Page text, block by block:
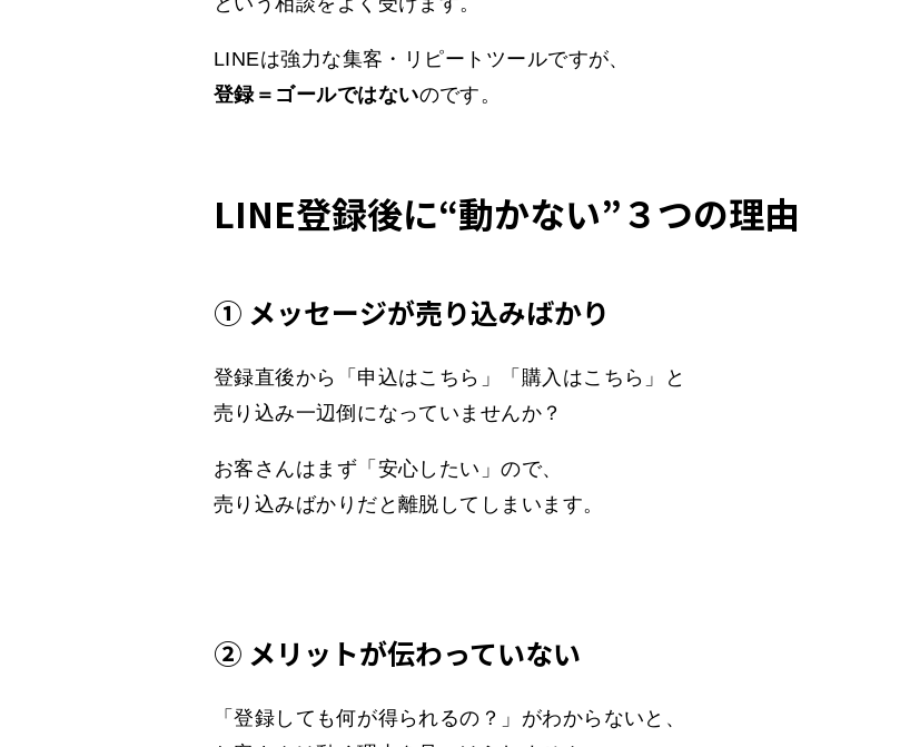
LINEは強力な集客・リピートツールですが、
登録＝ゴールではないのです。
LINE登録後に“動かない”３つの理由
① メッセージが売り込みばかり
登録直後から「申込はこちら」「購入はこちら」と
売り込み一辺倒になっていませんか？
お客さんはまず「安心したい」ので、
売り込みばかりだと離脱してしまいます。
② メリットが伝わっていない
「登録しても何が得られるの？」がわからないと、